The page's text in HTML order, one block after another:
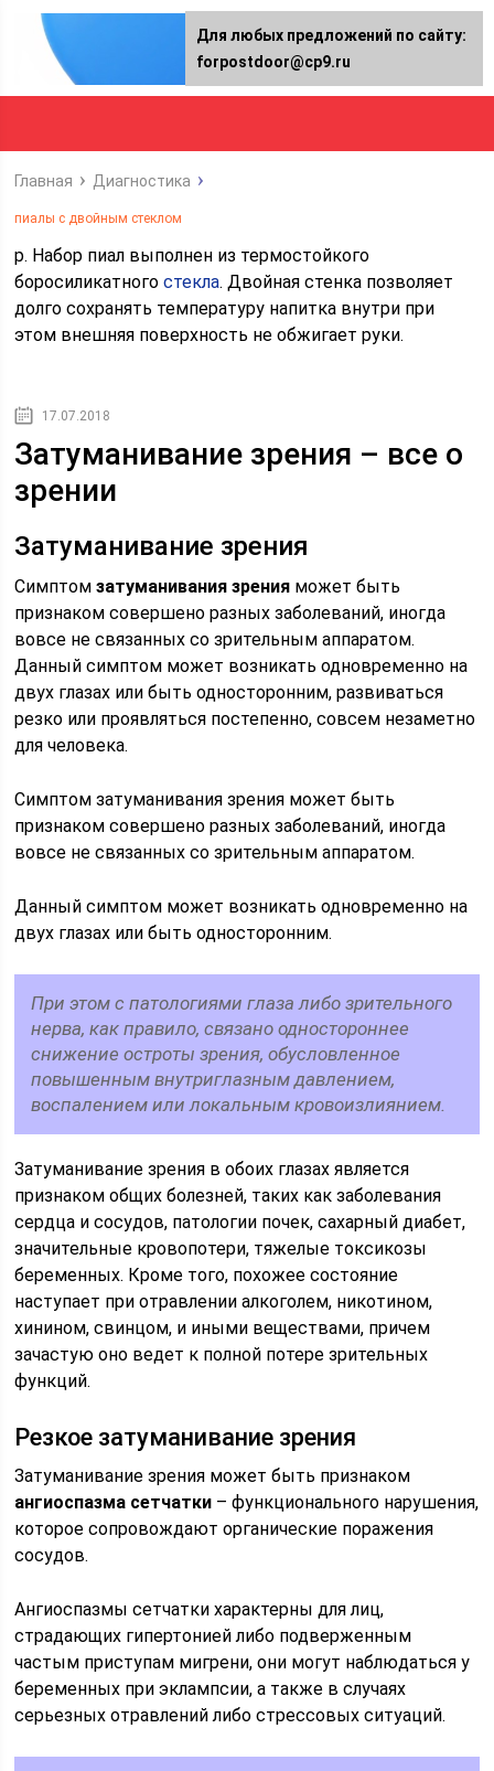
Главная Диагностика
пиалы с двойным стеклом
р. Набор пиал выполнен из термостойкого
боросиликатногостекла. Двойная стенка позволяет
долго сохранять температуру напитка внутри при
этом внешняя поверхность не обжигает руки.
17.07.2018
Затуманивание зрения – все о
зрении
Затуманивание зрения
Симптомзатуманивания зрения может быть
признаком совершено разных заболеваний, иногда
вовсе не связанных со зрительным аппаратом.
Данный симптом может возникать одновременно на
двух глазах или быть односторонним, развиваться
резко или проявляться постепенно, совсем незаметно
для человека.
Симптом затуманивания зрения может быть
признаком совершено разных заболеваний, иногда
вовсе не связанных со зрительным аппаратом.
Данный симптом может возникать одновременно на
двух глазах или быть односторонним.
При этом с патологиями глаза либо зрительного
нерва, как правило, связано одностороннее
снижение остроты зрения, обусловленное
повышенным внутриглазным давлением,
воспалением или локальным кровоизлиянием.
Затуманивание зрения в обоих глазах является
признаком общих болезней, таких как заболевания
сердца и сосудов, патологии почек, сахарный диабет,
значительные кровопотери, тяжелые токсикозы
беременных. Кроме того, похожее состояние
наступает при отравлении алкоголем, никотином,
хинином, свинцом, и иными веществами, причем
зачастую оно ведет к полной потере зрительных
функций.
Резкое затуманивание зрения
Затуманивание зрения может быть признаком
ангиоспазма сетчатки – функционального нарушения,
которое сопровождают органические поражения
сосудов.
Ангиоспазмы сетчатки характерны для лиц,
страдающих гипертонией либо подверженным
частым приступам мигрени, они могут наблюдаться у
беременных при эклампсии, а также в случаях
серьезных отравлений либо стрессовых ситуаций.
Для любых предложений по сайту:
forpostdoor@cp9.ru